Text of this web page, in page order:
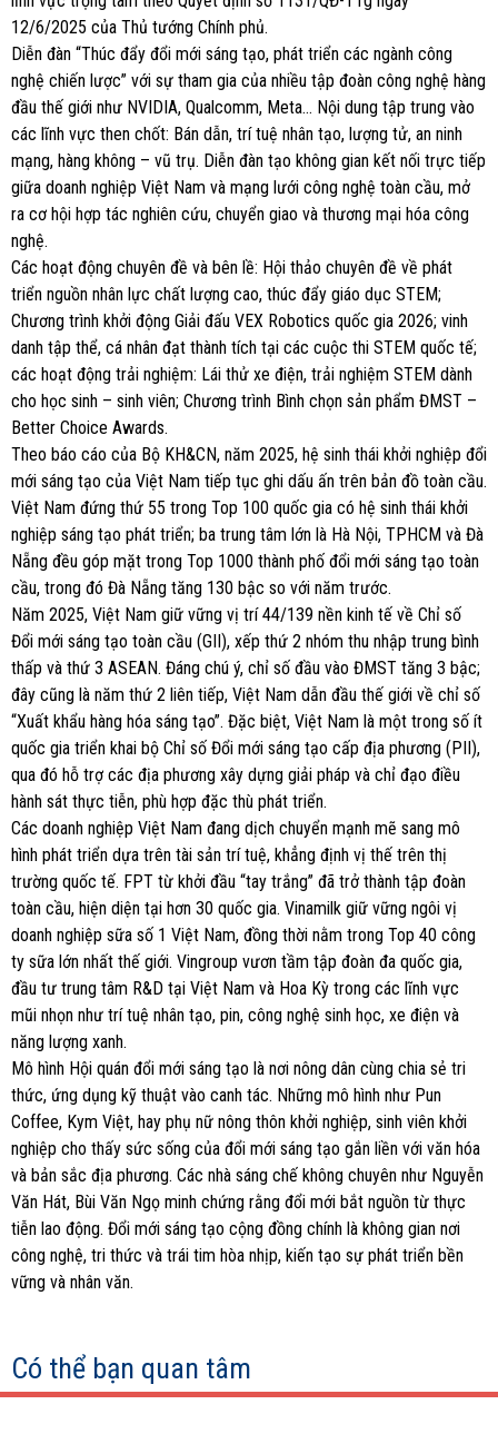
12/6/2025 của Thủ tướng Chính phủ.
Diễn đàn “Thúc đẩy đổi mới sáng tạo, phát triển các ngành công
nghệ chiến lược” với sự tham gia của nhiều tập đoàn công nghệ hàng
đầu thế giới như NVIDIA, Qualcomm, Meta… Nội dung tập trung vào
các lĩnh vực then chốt: Bán dẫn, trí tuệ nhân tạo, lượng tử, an ninh
mạng, hàng không – vũ trụ. Diễn đàn tạo không gian kết nối trực tiếp
giữa doanh nghiệp Việt Nam và mạng lưới công nghệ toàn cầu, mở
ra cơ hội hợp tác nghiên cứu, chuyển giao và thương mại hóa công
nghệ.
Các hoạt động chuyên đề và bên lề: Hội thảo chuyên đề về phát
triển nguồn nhân lực chất lượng cao, thúc đẩy giáo dục STEM;
Chương trình khởi động Giải đấu VEX Robotics quốc gia 2026; vinh
danh tập thể, cá nhân đạt thành tích tại các cuộc thi STEM quốc tế;
các hoạt động trải nghiệm: Lái thử xe điện, trải nghiệm STEM dành
cho học sinh – sinh viên; Chương trình Bình chọn sản phẩm ĐMST –
Better Choice Awards.
Theo báo cáo của Bộ KH&CN, năm 2025, hệ sinh thái khởi nghiệp đổi
mới sáng tạo của Việt Nam tiếp tục ghi dấu ấn trên bản đồ toàn cầu.
Việt Nam đứng thứ 55 trong Top 100 quốc gia có hệ sinh thái khởi
nghiệp sáng tạo phát triển; ba trung tâm lớn là Hà Nội, TPHCM và Đà
Nẵng đều góp mặt trong Top 1000 thành phố đổi mới sáng tạo toàn
cầu, trong đó Đà Nẵng tăng 130 bậc so với năm trước.
Năm 2025, Việt Nam giữ vững vị trí 44/139 nền kinh tế về Chỉ số
Đổi mới sáng tạo toàn cầu (GII), xếp thứ 2 nhóm thu nhập trung bình
thấp và thứ 3 ASEAN. Đáng chú ý, chỉ số đầu vào ĐMST tăng 3 bậc;
đây cũng là năm thứ 2 liên tiếp, Việt Nam dẫn đầu thế giới về chỉ số
“Xuất khẩu hàng hóa sáng tạo”. Đặc biệt, Việt Nam là một trong số ít
quốc gia triển khai bộ Chỉ số Đổi mới sáng tạo cấp địa phương (PII),
qua đó hỗ trợ các địa phương xây dựng giải pháp và chỉ đạo điều
hành sát thực tiễn, phù hợp đặc thù phát triển.
Các doanh nghiệp Việt Nam đang dịch chuyển mạnh mẽ sang mô
hình phát triển dựa trên tài sản trí tuệ, khẳng định vị thế trên thị
trường quốc tế. FPT từ khởi đầu “tay trắng” đã trở thành tập đoàn
toàn cầu, hiện diện tại hơn 30 quốc gia. Vinamilk giữ vững ngôi vị
doanh nghiệp sữa số 1 Việt Nam, đồng thời nằm trong Top 40 công
ty sữa lớn nhất thế giới. Vingroup vươn tầm tập đoàn đa quốc gia,
đầu tư trung tâm R&D tại Việt Nam và Hoa Kỳ trong các lĩnh vực
mũi nhọn như trí tuệ nhân tạo, pin, công nghệ sinh học, xe điện và
năng lượng xanh.
Mô hình Hội quán đổi mới sáng tạo là nơi nông dân cùng chia sẻ tri
thức, ứng dụng kỹ thuật vào canh tác. Những mô hình như Pun
Coffee, Kym Việt, hay phụ nữ nông thôn khởi nghiệp, sinh viên khởi
nghiệp cho thấy sức sống của đổi mới sáng tạo gắn liền với văn hóa
và bản sắc địa phương. Các nhà sáng chế không chuyên như Nguyễn
Văn Hát, Bùi Văn Ngọ minh chứng rằng đổi mới bắt nguồn từ thực
tiễn lao động. Đổi mới sáng tạo cộng đồng chính là không gian nơi
công nghệ, tri thức và trái tim hòa nhịp, kiến tạo sự phát triển bền
vững và nhân văn.
Có thể bạn quan tâm